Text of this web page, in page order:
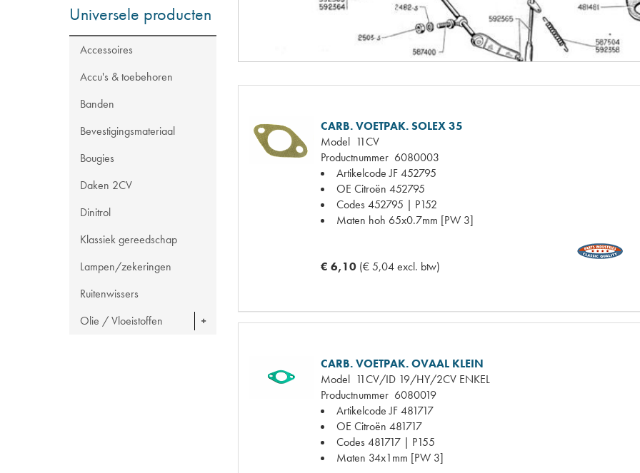
Universele producten
Accessoires
Accu's & toebehoren
Banden
Bevestigingsmateriaal
Bougies
Daken 2CV
Dinitrol
Klassiek gereedschap
Lampen/zekeringen
Ruitenwissers
Olie / Vloeistoffen
CARB. VOETPAK. SOLEX 35
Model 11CV
Productnummer 6080003
Artikelcode JF452795
OE Citroën 452795
Codes452795 | P152
Maten hoh 65x0.7mm [PW 3]
€ 6,10 (€ 5,04 excl. btw)
CARB. VOETPAK. OVAAL KLEIN
Model 11CV/ID 19/HY/2CV ENKEL
Productnummer 6080019
Artikelcode JF481717
OE Citroën 481717
Codes481717 | P155
Maten 34x1mm [PW 3]